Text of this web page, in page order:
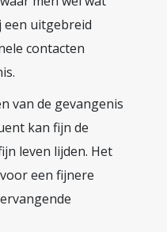
een uitgebreid
contacten
van de gevangenis
kan fijn de
leven lijden. Het
een fijnere